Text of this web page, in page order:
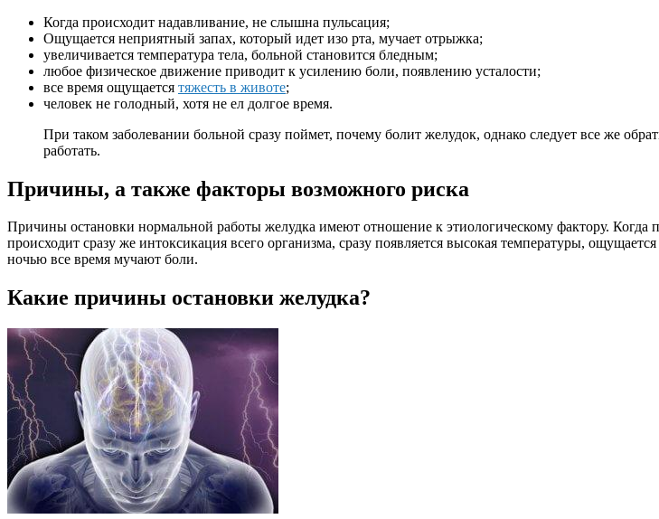
Когда происходит надавливание, не слышна пульсация;
Ощущается неприятный запах, который идет изо рта, мучает отрыжка;
увеличивается температура тела, больной становится бледным;
любое физическое движение приводит к усилению боли, появлению усталости;
все время ощущается тяжесть в животе;
человек не голодный, хотя не ел долгое время.
При таком заболевании больной сразу поймет, почему болит желудок, однако следует все же
работать.
Причины, а также факторы возможного риска
Причины остановки нормальной работы желудка имеют отношение к этиологическому фактору.
происходит сразу же интоксикация всего организма, сразу появляется высокая температуры,
ночью все время мучают боли.
Какие причины остановки желудка?